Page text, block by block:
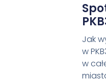
Jak
w
w